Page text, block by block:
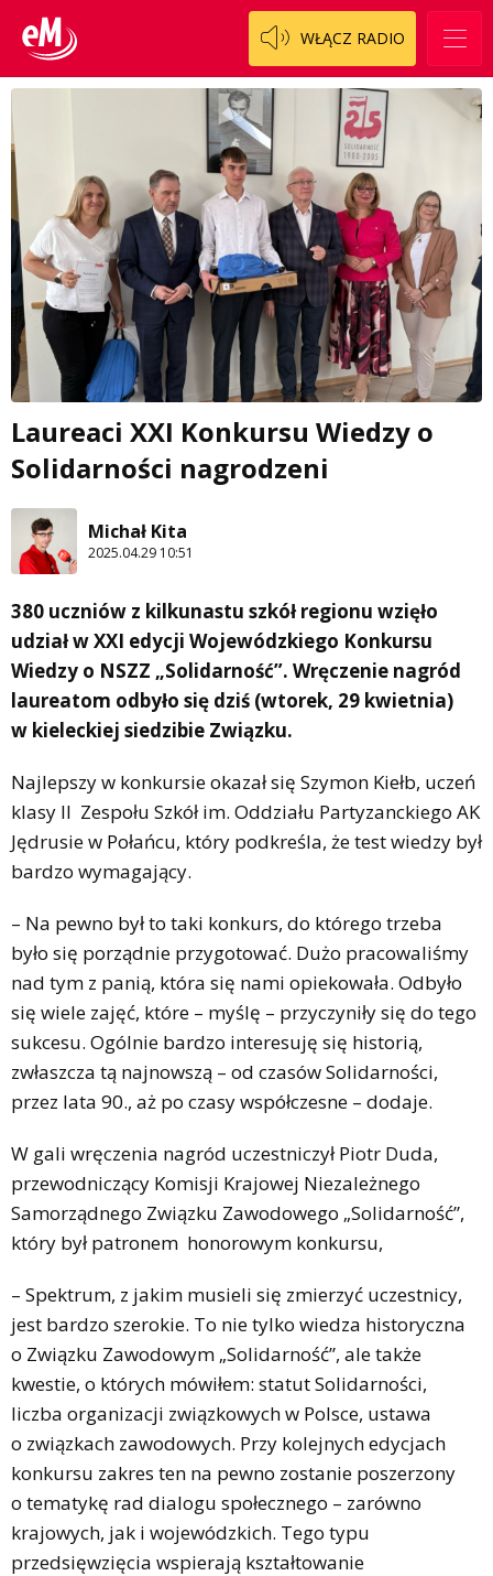
WŁĄCZ RADIO
Laureaci XXI Konkursu Wiedzy o
Solidarności nagrodzeni
Michał Kita
2025.04.29 10:51
380 uczniów z kilkunastu szkół regionu wzięło
udział w XXI edycji Wojewódzkiego Konkursu
Wiedzy o NSZZ „Solidarność”. Wręczenie nagród
laureatom odbyło się dziś (wtorek, 29 kwietnia)
w kieleckiej siedzibie Związku.
Najlepszy w konkursie okazał się Szymon Kiełb, uczeń
klasy II Zespołu Szkół im. Oddziału Partyzanckiego AK
Jędrusie w Połańcu, który podkreśla, że test wiedzy był
bardzo wymagający.
– Na pewno był to taki konkurs, do którego trzeba
było się porządnie przygotować. Dużo pracowaliśmy
nad tym z panią, która się nami opiekowała. Odbyło
się wiele zajęć, które – myślę – przyczyniły się do tego
sukcesu. Ogólnie bardzo interesuję się historią,
zwłaszcza tą najnowszą – od czasów Solidarności,
przez lata 90., aż po czasy współczesne – dodaje.
W gali wręczenia nagród uczestniczył Piotr Duda,
przewodniczący Komisji Krajowej Niezależnego
Samorządnego Związku Zawodowego „Solidarność”,
który był patronem honorowym konkursu,
– Spektrum, z jakim musieli się zmierzyć uczestnicy,
jest bardzo szerokie. To nie tylko wiedza historyczna
o Związku Zawodowym „Solidarność”, ale także
kwestie, o których mówiłem: statut Solidarności,
liczba organizacji związkowych w Polsce, ustawa
o związkach zawodowych. Przy kolejnych edycjach
konkursu zakres ten na pewno zostanie poszerzony
o tematykę rad dialogu społecznego – zarówno
krajowych, jak i wojewódzkich. Tego typu
przedsięwzięcia wspierają kształtowanie